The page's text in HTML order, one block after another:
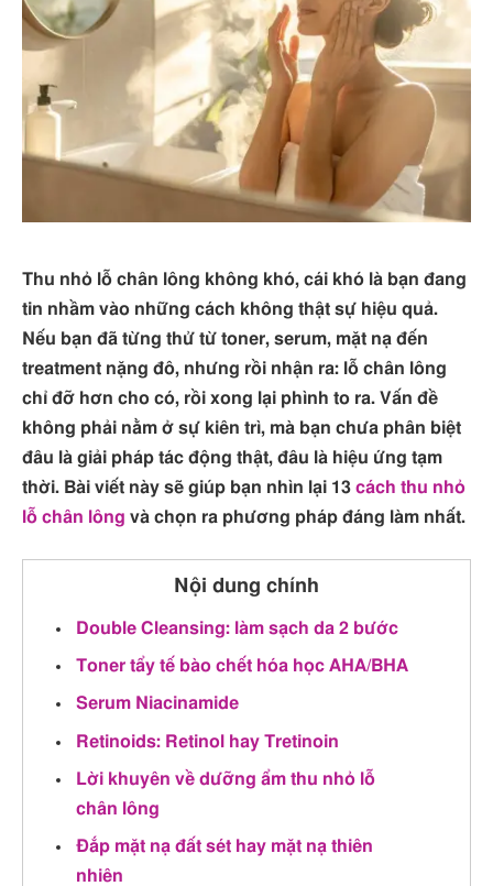
Thu nhỏ lỗ chân lông không khó, cái khó là bạn đang
tin nhầm vào những cách không thật sự hiệu quả.
Nếu bạn đã từng thử từ toner, serum, mặt nạ đến
treatment nặng đô, nhưng rồi nhận ra: lỗ chân lông
chỉ đỡ hơn cho có, rồi xong lại phình to ra. Vấn đề
không phải nằm ở sự kiên trì, mà bạn chưa phân biệt
đâu là giải pháp tác động thật, đâu là hiệu ứng tạm
thời. Bài viết này sẽ giúp bạn nhìn lại 13 cách thu nhỏ
lỗ chân lông và chọn ra phương pháp đáng làm nhất.
Nội dung chính
Double Cleansing: làm sạch da 2 bước
Toner tẩy tế bào chết hóa học AHA/BHA
Serum Niacinamide
Retinoids: Retinol hay Tretinoin
Lời khuyên về dưỡng ẩm thu nhỏ lỗ
chân lông
Đắp mặt nạ đất sét hay mặt nạ thiên
nhiên